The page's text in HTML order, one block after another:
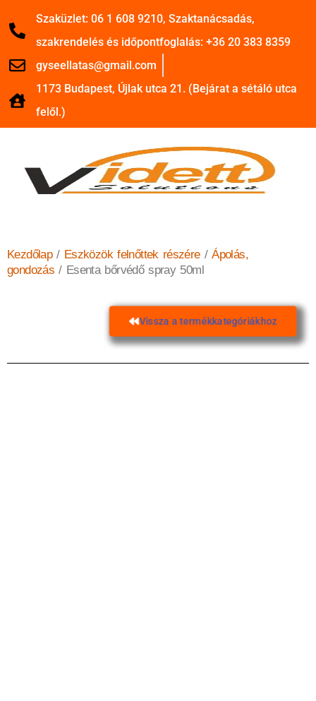
Szaküzlet: 06 1 608 9210, Szaktanácsadás,
szakrendelés és időpontfoglalás: +36 20 383 8359
gyseellatas@gmail.com
1173 Budapest, Újlak utca 21. (Bejárat a sétáló utca
felől.)
Kezdőlap/ Eszközök felnőttek részére/Ápolás,
gondozás / Esenta bőrvédő spray 50ml
Vissza a termékkategóriákhoz